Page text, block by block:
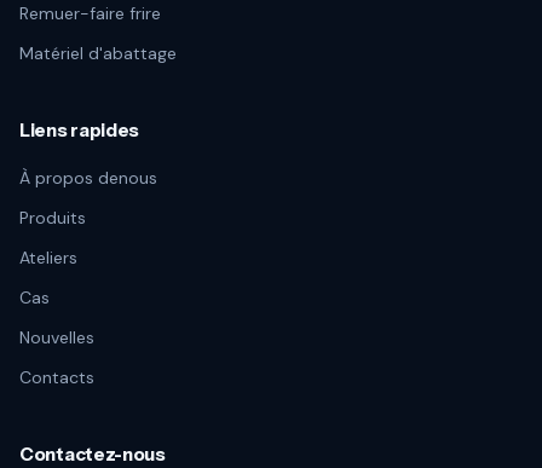
Remuer-faire frire
Matériel d'abattage
Liens rapides
À propos denous
Produits
Ateliers
Cas
Nouvelles
Contacts
Contactez-nous